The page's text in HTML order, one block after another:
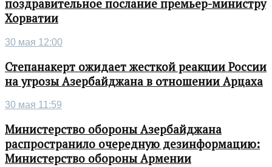
поздравительное послание премьер-министру
Хорватии
30 мая 12:00
Степанакерт ожидает жесткой реакции России
на угрозы Азербайджана в отношении Арцаха
30 мая 11:59
Министерство обороны Азербайджана
распространило очередную дезинформацию:
Министерство обороны Армении